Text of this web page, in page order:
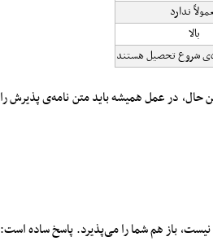
ندارد
بالا
شروع تحصیل هستند
در عمل همیشه باید متن نامه‌ی پذیرش را
باز هم شما را می‌پذیرد. پاسخ ساده است: